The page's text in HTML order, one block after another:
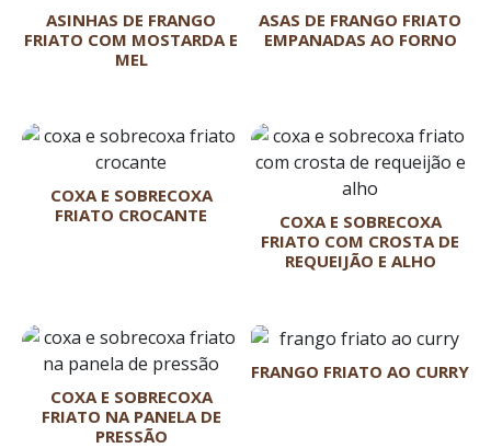
ASINHAS DE FRANGO
FRIATO COM MOSTARDA E
MEL
ASAS DE FRANGO FRIATO
EMPANADAS AO FORNO
COXA E SOBRECOXA
FRIATO CROCANTE
COXA E SOBRECOXA
FRIATO COM CROSTA DE
REQUEIJÃO E ALHO
COXA E SOBRECOXA
FRIATO NA PANELA DE
PRESSÃO
FRANGO FRIATO AO CURRY